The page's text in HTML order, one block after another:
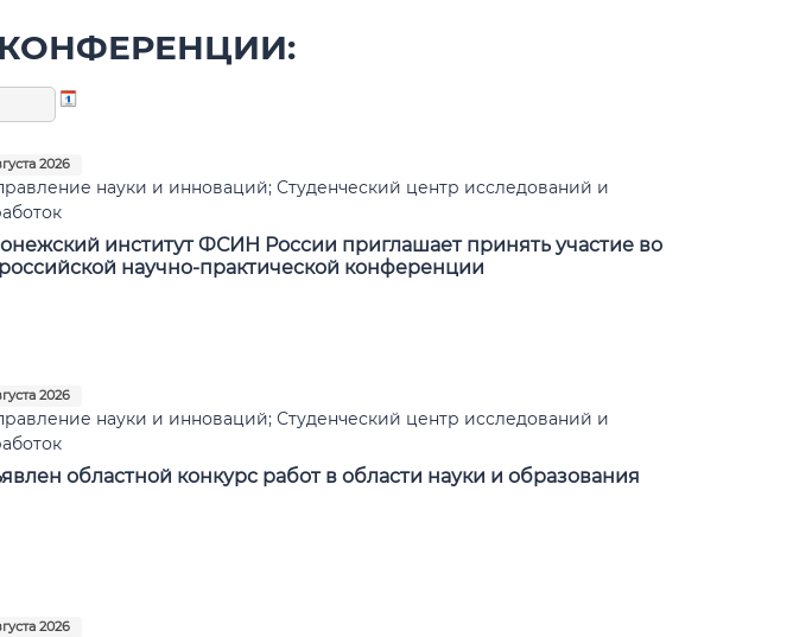
2026
науки и инноваций; Студенческий центр исследований и
институт ФСИН России приглашает принять участие во
научно-практической конференции
2026
науки и инноваций; Студенческий центр исследований и
областной конкурс работ в области науки и образования
2026